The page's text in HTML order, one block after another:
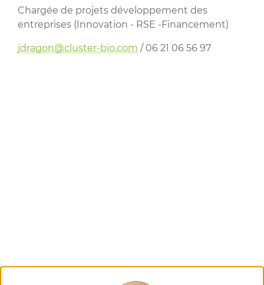
Chargée de projets développement des
entreprises (Innovation - RSE -Financement)
jdragon@cluster-bio.com / 06 21 06 56 97